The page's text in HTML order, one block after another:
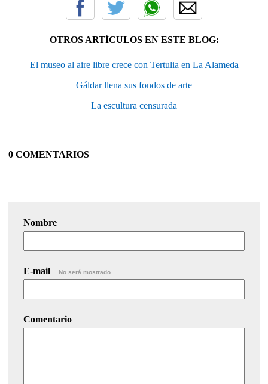
OTROS ARTÍCULOS EN ESTE BLOG:
El museo al aire libre crece con Tertulia en La Alameda
Gáldar llena sus fondos de arte
La escultura censurada
0 COMENTARIOS
Nombre
E-mail No será mostrado.
Comentario